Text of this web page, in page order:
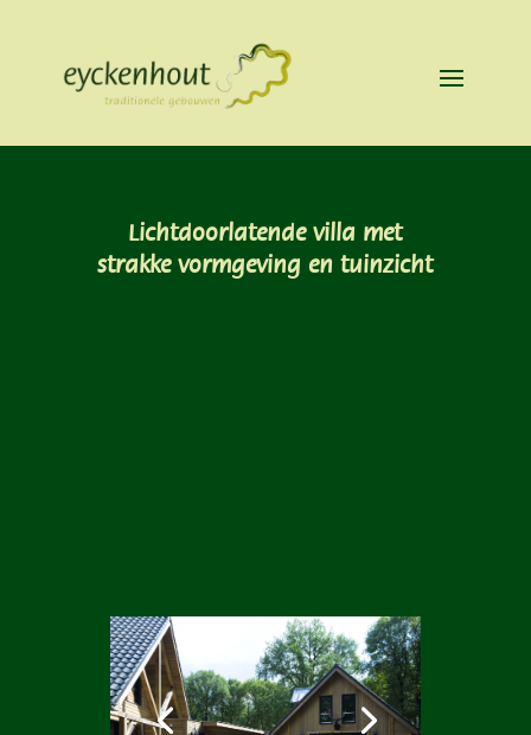
Lichtdoorlatende villa met
strakke vormgeving en tuinzicht